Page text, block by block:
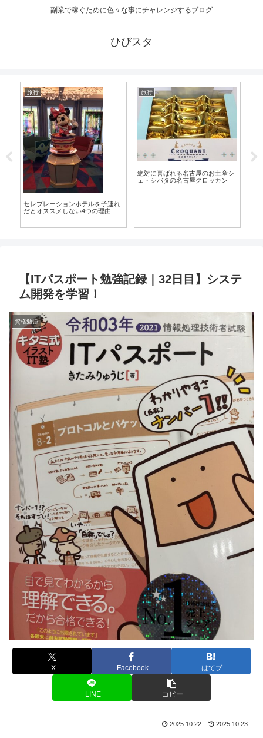
副業で稼ぐために色々な事にチャレンジするブログ
ひびスタ
旅行
セレブレーションホテルを子連れ
だとオススメしない4つの理由
旅行
絶対に喜ばれる名古屋のお土産シ
ェ・シバタの名古屋クロッカン
【ITパスポート勉強記録｜32日目】システ
ム開発を学習！
資格勉強
X Facebook はてブ
LINE コピー
2025.10.22 2025.10.23